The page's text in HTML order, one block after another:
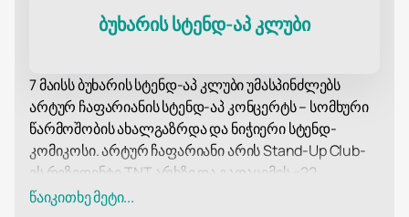
ბუხარის სტენდ-აპ კლუბი
7 მაისს ბუხარის სტენდ-აპ კლუბი უმასპინძლებს
არტურ ჩაფარიანის სტენდ-აპ კონცერტს – სომხური
წარმოშობის ახალგაზრდა და ნიჭიერი სტენდ-
კომიკოსი. არტურ ჩაფარიანი არის Stand-Up Club-
ის რეზიდენტი TNT არხზე და გადაცემის «22
კომიკოსის» კრეატიული პროდიუსერი. TNT4-ზე. ის
წაიკითხე მეტი...